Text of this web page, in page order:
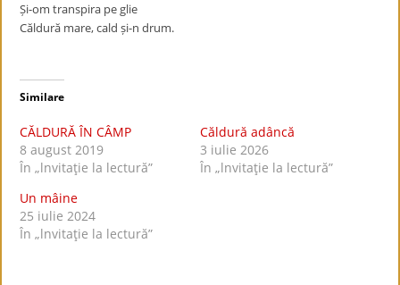
Și-om transpira pe glie
Căldură mare, cald și-n drum.
Similare
CĂLDURĂ ÎN CÂMP
8 august 2019
În „lnvitaţie la lectură”
Căldură adâncă
3 iulie 2026
În „lnvitaţie la lectură”
Un mâine
25 iulie 2024
În „lnvitaţie la lectură”